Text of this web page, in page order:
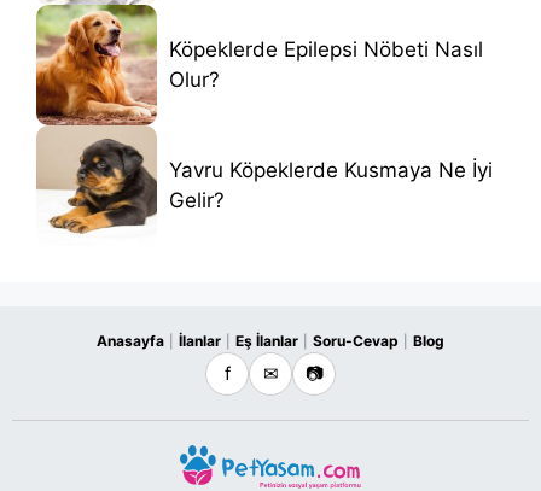
Köpeklerde Epilepsi Nöbeti Nasıl
Olur?
Yavru Köpeklerde Kusmaya Ne İyi
Gelir?
Anasayfa İlanlar Eş İlanlar Soru-Cevap Blog
f ✉ 📷